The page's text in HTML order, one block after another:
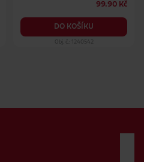
99.90 Kč
DO KOŠÍKU
Obj. č.: 1240542